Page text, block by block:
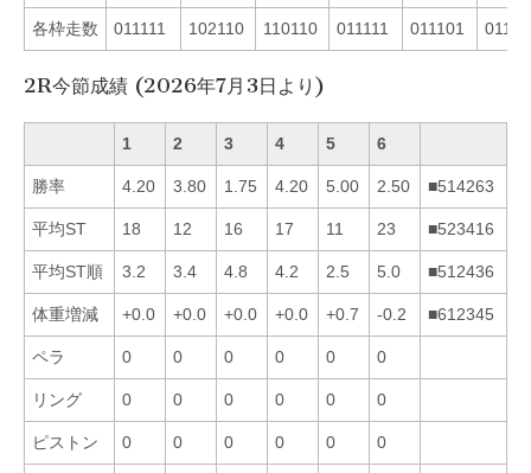
各枠走数 011111 102110 110110 011111 011101
2R今節成績 (2026年7月3日より)
1 2 3 4 5 6
勝率 4.20 3.80 1.75 4.20 5.00 2.50 ■514263
平均ST 18 12 16 17 11 23 ■523416
平均ST順 3.2 3.4 4.8 4.2 2.5 5.0 ■512436
体重増減 +0.0 +0.0 +0.0 +0.0 +0.7 -0.2 ■612345
ペラ 0 0 0 0 0 0
リング 0 0 0 0 0 0
ピストン 0 0 0 0 0 0